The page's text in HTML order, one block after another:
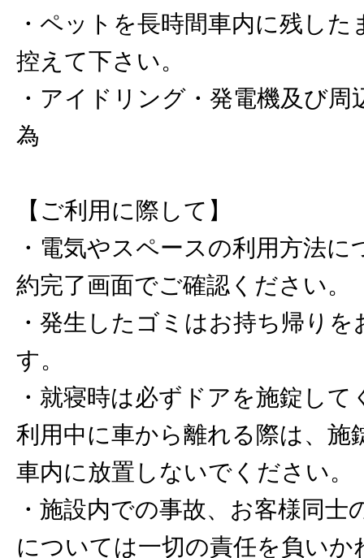
・ペットを長時間車内に残した
控えて下さい。
・アイドリング・発電機及び周
為
【ご利用に際して】
・電気やスペースの利用方法に
約完了画面でご確認ください。
・発生したゴミはお持ち帰り
す。
・就寝時は必ずドアを施錠して
利用中に車から離れる際は、施
車内に放置しないでください。
・施設内での事故、お客様同士
については一切の責任を負いか